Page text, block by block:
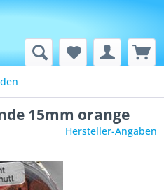
15mm orange
Hersteller-Angaben